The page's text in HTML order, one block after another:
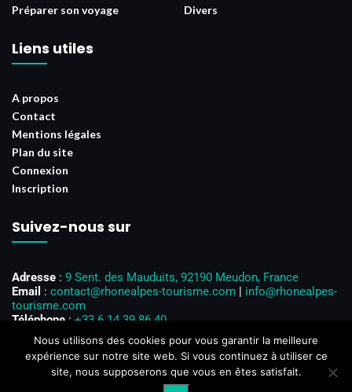
Préparer son voyage
Divers
Liens utiles
A propos
Contact
Mentions légales
Plan du site
Connexion
Inscription
Suivez-nous sur
Adresse : 9 Sent. des Mauduits, 92190 Meudon, France
Email : contact@rhonealpes-tourisme.com | info@rhonealpes-
tourisme.com
Téléphone : +33 6 14 39 86 40
Horaires d’ouverture
: Du lundi au vendredi, de 8h00 à 18h00
Nous utilisons des cookies pour vous garantir la meilleure
expérience sur notre site web. Si vous continuez à utiliser ce
site, nous supposerons que vous en êtes satisfait.